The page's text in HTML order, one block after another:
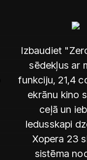
Izbaudiet
sēdekļus ar
funkciju, 21,4
ekrānu kino
ceļā un
ledusskapi
Xopera 23
sistēma